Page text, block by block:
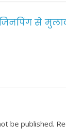
e
जिनपिंग से
be published.